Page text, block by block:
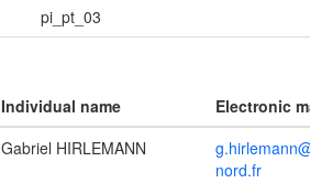
pi_pt_03
Individual name Electronic
Gabriel HIRLEMANN
nord.fr